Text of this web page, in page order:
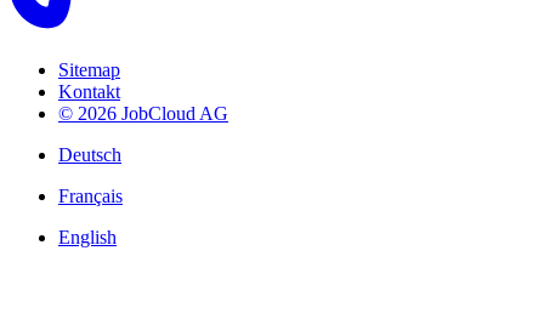
Sitemap
Kontakt
© 2026 JobCloud AG
Deutsch
Français
English